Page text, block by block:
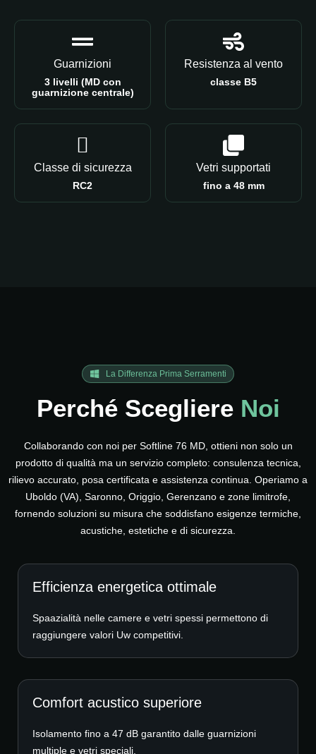
Guarnizioni
3 livelli (MD con
guarnizione centrale)
Resistenza al vento
classe B5
Classe di sicurezza
RC2
Vetri supportati
fino a 48 mm
La Differenza Prima Serramenti
Perché Scegliere Noi
Collaborando con noi per Softline 76 MD, ottieni non solo un
prodotto di qualità ma un servizio completo: consulenza tecnica,
rilievo accurato, posa certificata e assistenza continua. Operiamo a
Uboldo (VA), Saronno, Origgio, Gerenzano e zone limitrofe,
fornendo soluzioni su misura che soddisfano esigenze termiche,
acustiche, estetiche e di sicurezza.
Efficienza energetica ottimale
Spaazialità nelle camere e vetri spessi permettono di
raggiungere valori Uw competitivi.
Comfort acustico superiore
Isolamento fino a 47 dB garantito dalle guarnizioni
multiple e vetri speciali.